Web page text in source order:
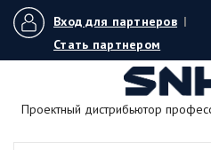
Вход для партнеров |
Стать партнером
Проектный дистрибьютор